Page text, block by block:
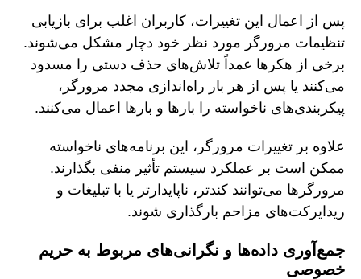
پس از اعمال این تغییرات، کاربران اغلب برای بازیابی
تنظیمات مرورگر مورد نظر خود دچار مشکل می‌شوند.
برخی از هکرها عمداً تلاش‌های حذف دستی را مسدود
می‌کنند یا پس از هر بار راه‌اندازی مجدد مرورگر،
پیکربندی‌های ناخواسته را بارها و بارها اعمال می‌کنند.
علاوه بر تغییرات مرورگر، این برنامه‌های ناخواسته
ممکن است بر عملکرد سیستم تأثیر منفی بگذارند.
مرورگرها می‌توانند کندتر، ناپایدارتر یا با تبلیغات و
ریدایرکت‌های مزاحم بارگذاری شوند.
جمع‌آوری داده‌ها و نگرانی‌های مربوط به حریم
خصوصی